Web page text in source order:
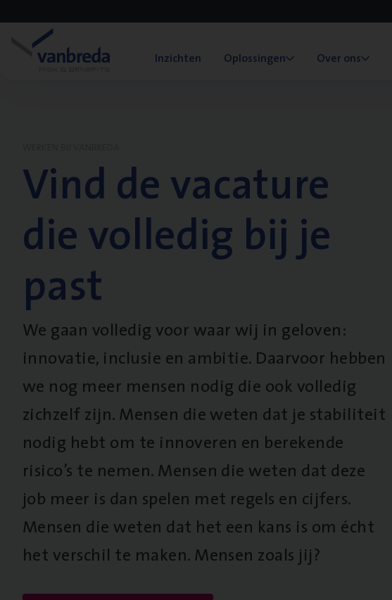
Inzichten Oplossingen Over ons
Vind de vacature
die volledig bij je
past
We gaan volledig voor waar wij in geloven:
innovatie, inclusie en ambitie. Daarvoor hebben
we nog meer mensen nodig die ook volledig
zichzelf zijn. Mensen die weten dat je stabiliteit
nodig hebt om te innoveren en berekende
risico’s te nemen. Mensen die weten dat deze
job meer is dan spelen met regels en cijfers.
Mensen die weten dat het een kans is om écht
het verschil te maken. Mensen zoals jij?